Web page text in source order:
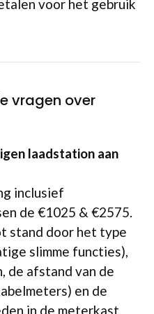
voor het gebruik
vragen over
laadstation aan
inclusief
de €1025 & €2575.
stand door het type
slimme functies),
de afstand van de
en de
in de meterkast